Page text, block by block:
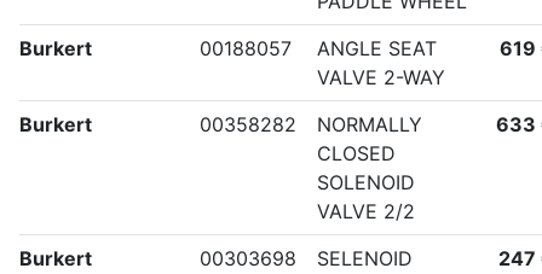
Burkert 00188057
ANGLE SEAT
VALVE 2-WAY
619
Burkert 00358282
NORMALLY
CLOSED
SOLENOID
VALVE 2/2
633
Burkert 00303698
SELENOID
247